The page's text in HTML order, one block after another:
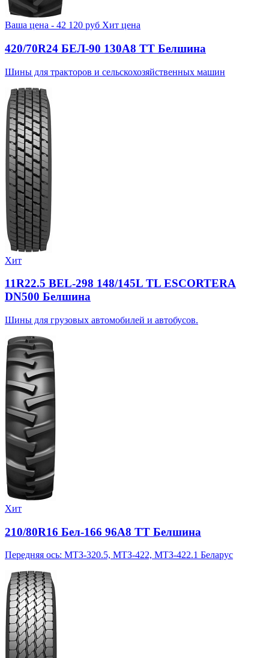
Ваша цена - 42 120 руб Хит цена
420/70R24 БЕЛ-90 130А8 TT Белшина
Шины для тракторов и сельскохозяйственных машин
Хит
11R22.5 BEL-298 148/145L TL ESCORTERA
DN500 Белшина
Шины для грузовых автомобилей и автобусов.
Хит
210/80R16 Бел-166 96A8 TT Белшина
Передняя ось: МТЗ-320.5, МТЗ-422, МТЗ-422.1 Беларус